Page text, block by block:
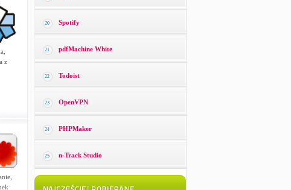
z
20 Spotify
21 pdfMachine White
22 Todoist
23 OpenVPN
24 PHPMaker
25 n-Track Studio